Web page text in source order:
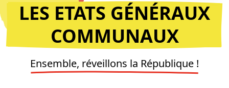
LES ETATS GÉNÉRAUX
COMMUNAUX
Ensemble, réveillons la République !